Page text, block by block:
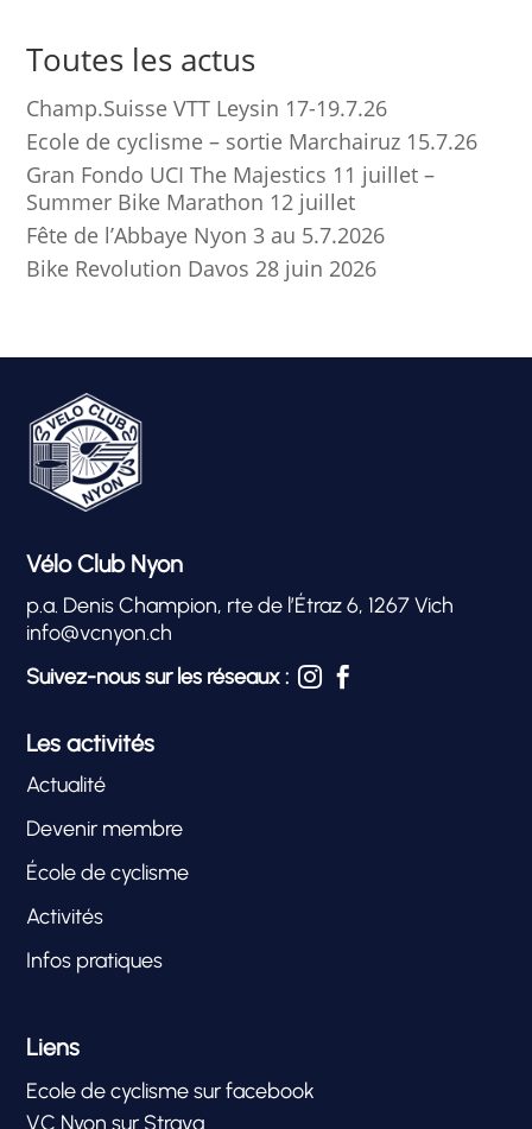
Toutes les actus
Champ.Suisse VTT Leysin 17-19.7.26
Ecole de cyclisme – sortie Marchairuz 15.7.26
Gran Fondo UCI The Majestics 11 juillet –
Summer Bike Marathon 12 juillet
Fête de l’Abbaye Nyon 3 au 5.7.2026
Bike Revolution Davos 28 juin 2026
Vélo Club Nyon
p.a. Denis Champion, rte de l’Étraz 6, 1267 Vich
info@vcnyon.ch
Suivez-nous sur les réseaux :  
Les activités
Actualité
Devenir membre
École de cyclisme
Activités
Infos pratiques
Liens
Ecole de cyclisme sur facebook
VC Nyon sur Strava